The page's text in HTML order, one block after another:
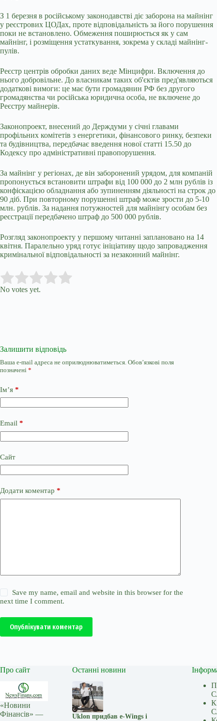
З 1 березня в російському законодавстві діє заборона на майнінг
у реєстрових ЦОДах, проте відповідальність за його порушення
поки не встановлено. Обмеження поширюється як у сам
майнінг, і розміщення устаткування, зокрема у складі майнінг-
пулів.
Реєстр центрів обробки даних веде Мінцифри. Включення до
нього добровільне. До власникам таких об'єктів пред'являються
додаткові вимоги: це має бути громадянин РФ без другого
громадянства чи російська юридична особа, не включене до
Реєстру майнерів.
Законопроект, внесений до Держдуми у січні главами
профільних комітетів з енергетики, фінансового ринку, безпеки
та будівництва, передбачає введення нової статті 15.50 до
Кодексу про адміністративні правопорушення.
За майнінг у регіонах, де він заборонений урядом, для компаній
пропонується встановити штрафи від 100 000 до 2 млн рублів із
конфіскацією обладнання або зупиненням діяльності на строк до
90 діб. При повторному порушенні штраф може зрости до 5-10
млн. рублів. За надання потужностей для майнінгу особам без
реєстрації передбачено штраф до 500 000 рублів.
Розгляд законопроекту у першому читанні заплановано на 14
квітня. Паралельно уряд готує ініціативу щодо запровадження
кримінальної відповідальності за незаконний майнінг.
Rate this item:
No votes yet.
Залишити відповідь
Ваша e-mail адреса не оприлюднюватиметься. Обов’язкові поля
позначені *
Ім’я *
Email *
Сайт
Додати коментар *
Save my name, email and website in this browser for the
next time I comment.
Опублікувати коментар
Про сайт
«Новини
Фінансів» —
Останні новини
Uklon придбав e-Wings і